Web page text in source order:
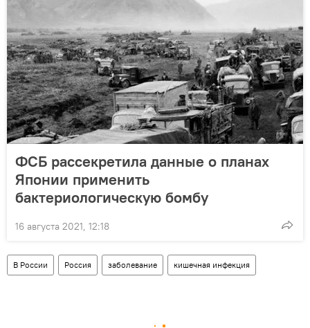
ФСБ рассекретила данные о планах
Японии применить
бактериологическую бомбу
16 августа 2021, 12:18
В России Россия заболевание кишечная инфекция